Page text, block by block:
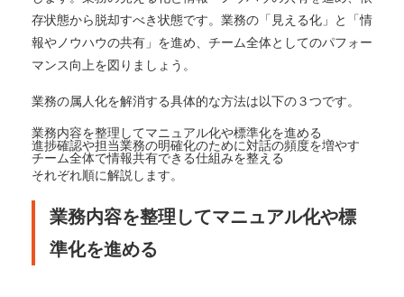
存状態から脱却すべき状態です。業務の「見える化」と「情
報やノウハウの共有」を進め、チーム全体としてのパフォー
マンス向上を図りましょう。
業務の属人化を解消する具体的な方法は以下の３つです。
業務内容を整理してマニュアル化や標準化を進める
進捗確認や担当業務の明確化のために対話の頻度を増やす
チーム全体で情報共有できる仕組みを整える
それぞれ順に解説します。
業務内容を整理してマニュアル化や標
準化を進める